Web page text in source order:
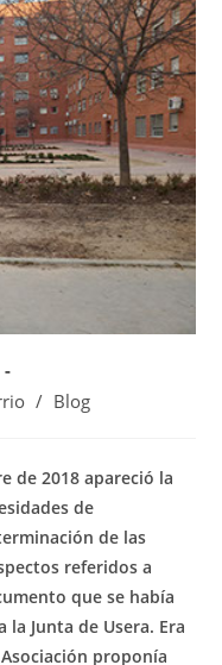
/ Blog
de 2018 apareció la
de
de las
referidos a
que se había
Junta de Usera. Era
proponía